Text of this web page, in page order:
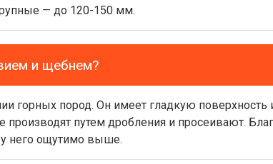
— до 120-150 мм.
и щебнем?
горных пород. Он имеет гладкую поверхность
путем дробления и просеивают.
у него ощутимо выше.